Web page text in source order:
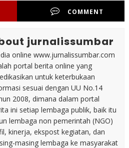
COMMENT
jurnalissumbar
online www.jurnalissumbar.com
portal berita online yang
untuk keterbukaan
sesuai dengan UU No.14
2008, dimana dalam portal
ini setiap lembaga publik, baik itu
lembaga non pemerintah (NGO)
kinerja, ekspost kegiatan, dan
masing lembaga ke masyarakat